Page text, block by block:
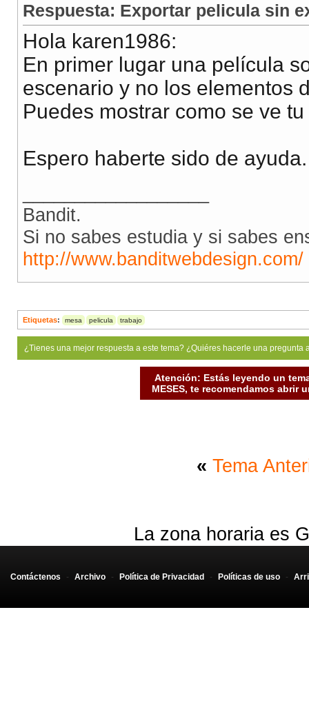
Respuesta: Exportar pelicula sin
Hola karen1986:
En primer lugar una película
escenario y no los elementos
Puedes mostrar como se ve
Espero haberte sido de ayuda.
Bandit.
Si no sabes estudia y si sabes
http://www.banditwebdesign.com/
Etiquetas: mesa pelicula trabajo
¿Tienes una mejor respuesta a este tema? ¿Quiéres hacerle una
Atención: Estás leyendo un
MESES, te recomendamos abrir
« Tema
La zona horaria es
Contáctenos - Archivo - Política de Privacidad - Políticas de uso -